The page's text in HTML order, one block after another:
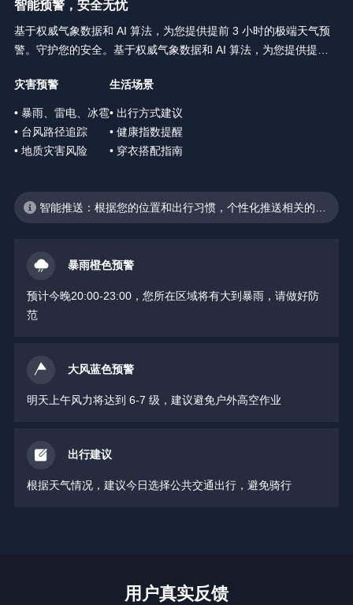
智能预警，安全无忧
基于权威气象数据和 AI 算法，为您提供提前 3 小时的极端天气预
警。守护您的安全。基于权威气象数据和 AI 算法，为您提供提前 3
灾害预警
• 暴雨、雷电、冰雹
• 台风路径追踪
• 地质灾害风险
生活场景
• 出行方式建议
• 健康指数提醒
• 穿衣搭配指南
智能推送：根据您的位置和出行习惯，个性化推送相关的天
暴雨橙色预警
预计今晚20:00-23:00，您所在区域将有大到暴雨，请做好防
范
大风蓝色预警
明天上午风力将达到 6-7 级，建议避免户外高空作业
出行建议
根据天气情况，建议今日选择公共交通出行，避免骑行
用户真实反馈